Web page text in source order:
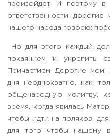
произойдёт. И поэтому в
ответственности,
нашего народа говорю:
Но для этого каждый
покаянием и укрепить
Причастием. Дорогие
дня неоднократно, как
общенародную молитву,
время, когда явилась
чтобы идти на поляков,
для того чтобы нашему